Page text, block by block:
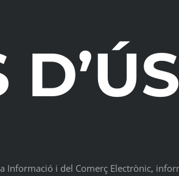
Informació i del Comerç Electrònic,